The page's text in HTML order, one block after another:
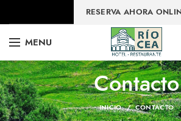
RESERVA AHORA
MENU
Contacto
INICIO CONTACTO